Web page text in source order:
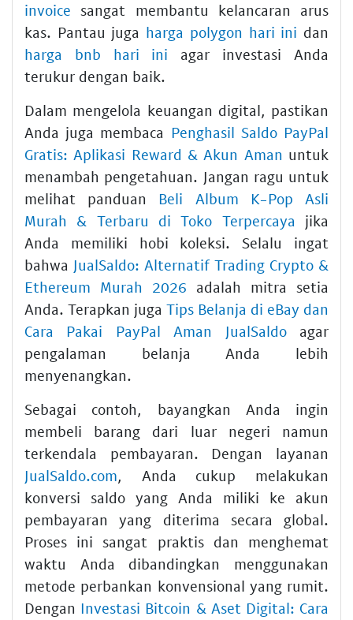
invoice sangat membantu kelancaran arus
kas. Pantau juga harga polygon hari ini dan
harga bnb hari ini agar investasi Anda
terukur dengan baik.
Dalam mengelola keuangan digital, pastikan
Anda juga membaca Penghasil Saldo PayPal
Gratis: Aplikasi Reward & Akun Aman untuk
menambah pengetahuan. Jangan ragu untuk
melihat panduan Beli Album K-Pop Asli
Murah & Terbaru di Toko Terpercaya jika
Anda memiliki hobi koleksi. Selalu ingat
bahwa JualSaldo: Alternatif Trading Crypto &
Ethereum Murah 2026 adalah mitra setia
Anda. Terapkan juga Tips Belanja di eBay dan
Cara Pakai PayPal Aman JualSaldoagar
pengalaman belanja Anda lebih
menyenangkan.
Sebagai contoh, bayangkan Anda ingin
membeli barang dari luar negeri namun
terkendala pembayaran. Dengan layanan
JualSaldo.com, Anda cukup melakukan
konversi saldo yang Anda miliki ke akun
pembayaran yang diterima secara global.
Proses ini sangat praktis dan menghemat
waktu Anda dibandingkan menggunakan
metode perbankan konvensional yang rumit.
Dengan Investasi Bitcoin & Aset Digital: Cara